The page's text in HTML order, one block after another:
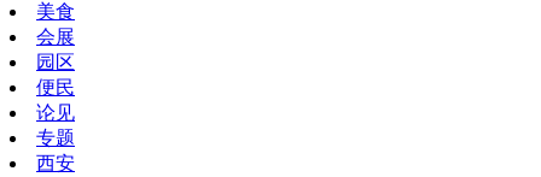
美食
会展
园区
便民
论见
专题
西安